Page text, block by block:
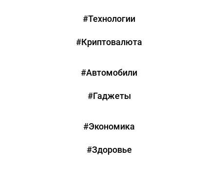
#Технологии
#Криптовалюта
#Автомобили
#Гаджеты
#Экономика
#Здоровье